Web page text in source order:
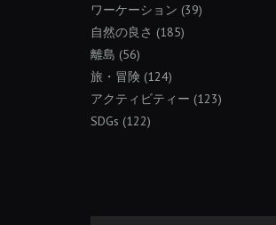
ワーケーション (39)
自然の良さ (185)
離島 (56)
旅・冒険 (124)
アクティビティー (123)
SDGs (122)